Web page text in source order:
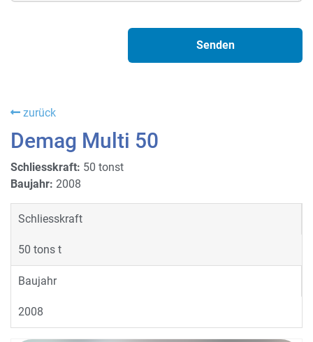
zurück
Demag Multi 50
Schliesskraft: 50 tonst
Baujahr: 2008
Schliesskraft
50 tons t
Baujahr
2008